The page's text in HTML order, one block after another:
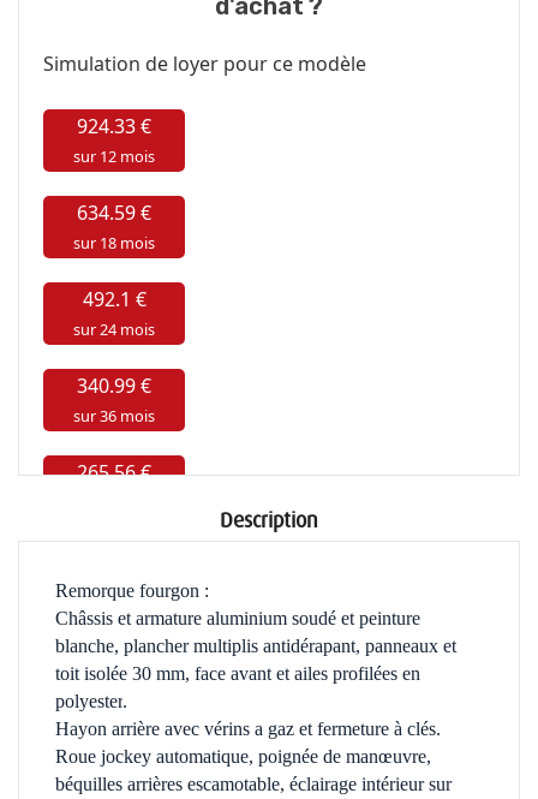
d'achat ?
Description
Remorque fourgon :
Châssis et armature aluminium soudé et peinture
blanche, plancher multiplis antidérapant, panneaux et
toit isolée 30 mm, face avant et ailes profilées en
polyester.
Hayon arrière avec vérins a gaz et fermeture à clés.
Roue jockey automatique, poignée de manœuvre,
béquilles arrières escamotable, éclairage intérieur sur